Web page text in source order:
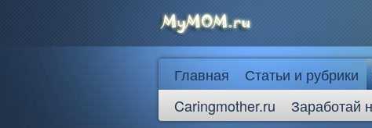
Главная Статьи и рубрики
Caringmother.ru
Заработай